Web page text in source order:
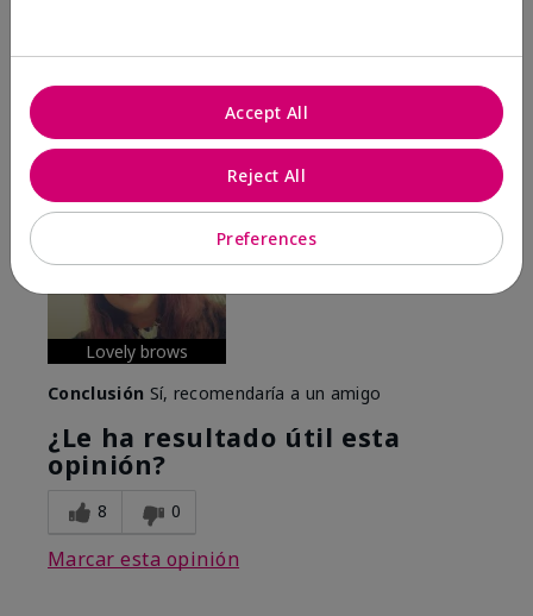
Comentarios sobre Mary Kay® Volumizing Brow
Tint
I am absolutely obsessed with this brow tint. I love
the shade and the feel of this. By far my must have
beauty item.
Mostrar Traducción
Lovely brows
Conclusión Sí, recomendaría a un amigo
¿Le ha resultado útil esta
opinión?
8 0
Marcar esta opinión
Preferences
Reject All
Accept All